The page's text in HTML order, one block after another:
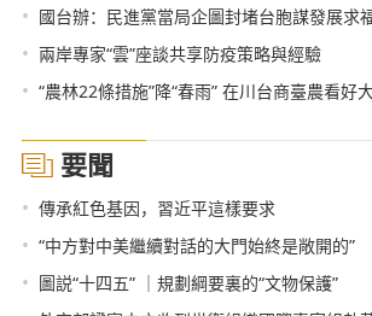
• 國台辦：民進黨當局企圖封堵台胞謀發展求福
• 兩岸專家“雲”座談共享防疫策略與經驗
• “農林22條措施”降“春雨” 在川台商臺農看好
要聞
• 傳承紅色基因，習近平這樣要求
• “中方對中美繼續對話的大門始終是敞開的”
• 圖説“十四五” ｜規劃綱要裏的“文物保護”